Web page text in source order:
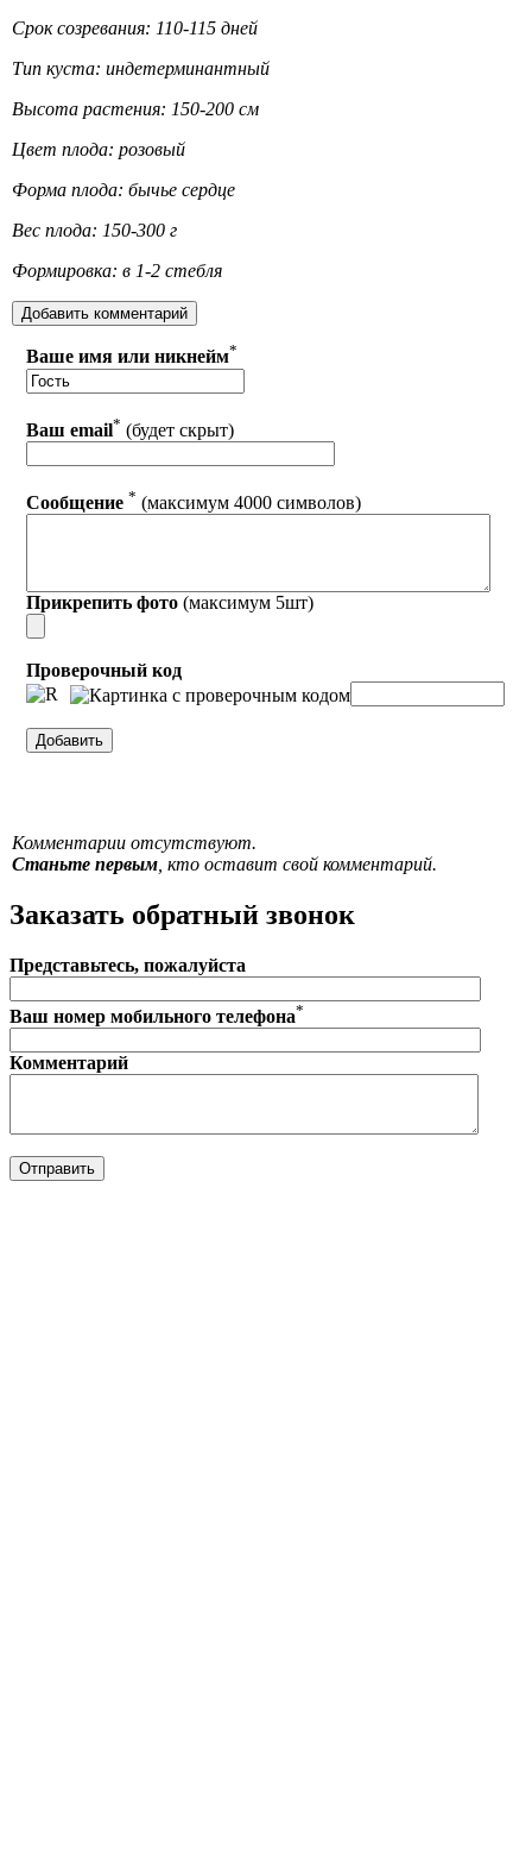
Срок созревания: 110-115 дней
Тип куста: индетерминантный
Высота растения: 150-200 см
Цвет плода: розовый
Форма плода: бычье сердце
Вес плода: 150-300 г
Формировка: в 1-2 стебля
Ваше имя или никнейм*
Ваш email* (будет скрыт)
Сообщение * (максимум 4000 символов)
Прикрепить фото (максимум 5шт)
Проверочный код
Комментарии отсутствуют.
Станьте первым, кто оставит свой комментарий.
Заказать обратный звонок
Представьтесь, пожалуйста
Ваш номер мобильного телефона*
Комментарий